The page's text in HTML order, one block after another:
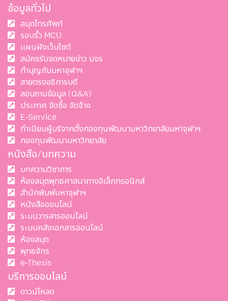
ข้อมูลทั่วไป
สมุดโทรศัพท์
รอบรั้ว MCU
แผนผังเว็บไซต์
สมัครรับจดหมายข่าว มจร
ทำบุญกับมหาจุฬาฯ
สายตรงอธิการบดี
สอบถามข้อมูล (Q&A)
ประกาศ จัดซื้อ จัดจ้าง
E-Service
ทำเนียบผู้บริจาคตั้งกองทุนพัฒนามหาวิทยาลัยมหาจุฬาฯ
กองทุนพัฒนามหาวิทยาลัย
หนังสือ/บทความ
บทความวิชาการ
ห้องสมุดพุทธศาสนาทางอิเล็กทรอนิกส์
สำนักพิมพ์มหาจุฬาฯ
หนังสือออนไลน์
ระบบวารสารออนไลน์
ระบบคลังเอกสารออนไลน์
ห้องสมุด
พุทธจักร
e-Thesis
บริการออนไลน์
ดาวน์โหลด